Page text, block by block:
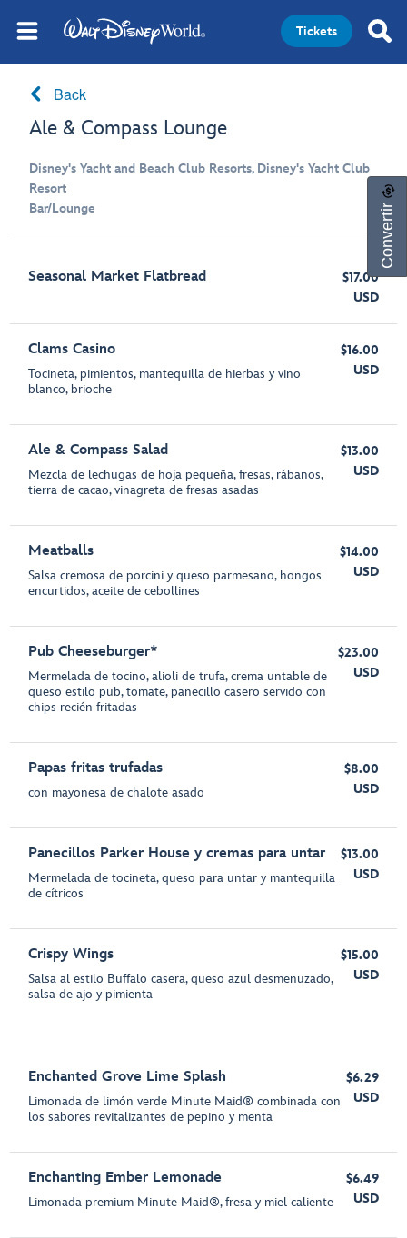
Tickets
Back
Ale & Compass Lounge
Disney's Yacht and Beach Club Resorts, Disney's Yacht Club
Resort
Bar/Lounge
Seasonal Market Flatbread
$17.00
USD
Clams Casino
Tocineta, pimientos, mantequilla de hierbas y vino
blanco, brioche
$16.00
USD
Ale & Compass Salad
Mezcla de lechugas de hoja pequeña, fresas, rábanos,
tierra de cacao, vinagreta de fresas asadas
$13.00
USD
Meatballs
Salsa cremosa de porcini y queso parmesano, hongos
encurtidos, aceite de cebollines
$14.00
USD
Pub Cheeseburger*
Mermelada de tocino, alioli de trufa, crema untable de
queso estilo pub, tomate, panecillo casero servido con
chips recién fritadas
$23.00
USD
Papas fritas trufadas
con mayonesa de chalote asado
$8.00
USD
Panecillos Parker House y cremas para untar
Mermelada de tocineta, queso para untar y mantequilla
de cítricos
$13.00
USD
Crispy Wings
Salsa al estilo Buffalo casera, queso azul desmenuzado,
salsa de ajo y pimienta
$15.00
USD
Enchanted Grove Lime Splash
Limonada de limón verde Minute Maid® combinada con
los sabores revitalizantes de pepino y menta
$6.29
USD
Enchanting Ember Lemonade
Limonada premium Minute Maid®, fresa y miel caliente
$6.49
USD
Convertir